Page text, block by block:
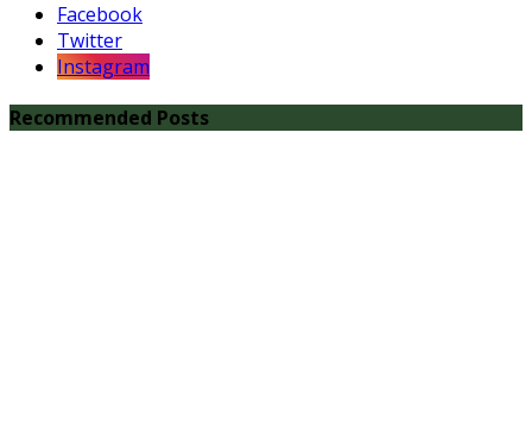
Facebook
Twitter
Instagram
Recommended Posts